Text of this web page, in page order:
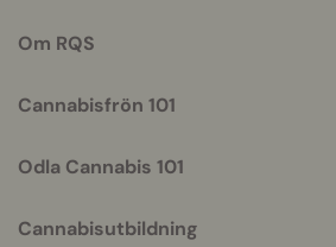
Om RQS
Cannabisfrön 101
Odla Cannabis 101
Cannabisutbildning